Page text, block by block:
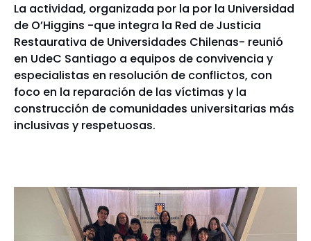
La actividad, organizada por la por la Universidad
de O’Higgins -que integra la Red de Justicia
Restaurativa de Universidades Chilenas- reunió
en UdeC Santiago a equipos de convivencia y
especialistas en resolución de conflictos, con
foco en la reparación de las víctimas y la
construcción de comunidades universitarias más
inclusivas y respetuosas.